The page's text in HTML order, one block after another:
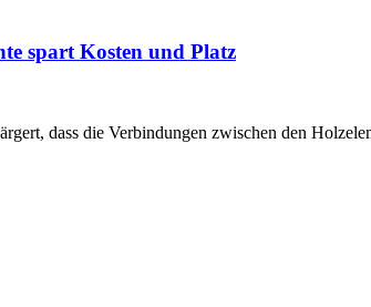
spart Kosten und Platz
dass die Verbindungen zwischen den